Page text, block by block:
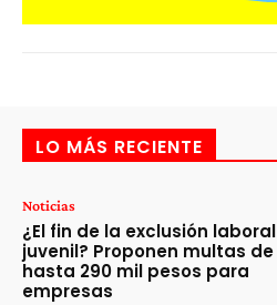
LO MÁS RECIENTE
Noticias
¿El fin de la exclusión laboral
juvenil? Proponen multas de
hasta 290 mil pesos para
empresas